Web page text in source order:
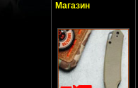
Магазин